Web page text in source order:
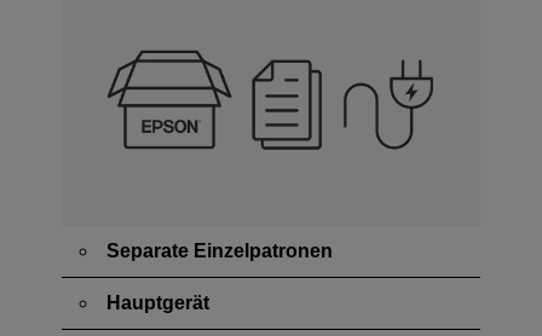
Separate Einzelpatronen
Hauptgerät